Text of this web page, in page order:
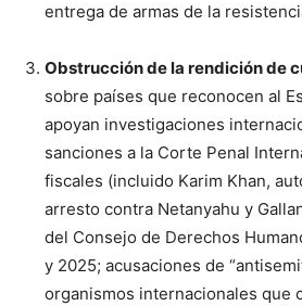
entrega de armas de la
Obstrucción de la rendición de
sobre países que reconocen al
apoyan investigaciones
sanciones a la Corte Penal
fiscales (incluido Karim Khan,
arresto contra Netanyahu y
del Consejo de Derechos
y 2025; acusaciones de
organismos internacionales que